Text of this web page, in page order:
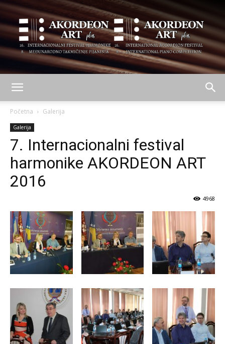
ART
Početna Galerija
Galerija
7. Internacionalni festival
harmonike AKORDEON ART
2016
4968